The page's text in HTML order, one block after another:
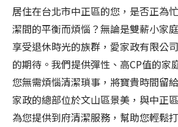
居住在台北市中正區的您，是否正為
潔間的平衡而煩惱？無論是雙薪小家
享受退休時光的族群，愛家政有限公
的期待。我們提供彈性、高CP值的家
您無需煩惱清潔瑣事，將寶貴時間留
家政的總部位於文山區景美，與中正
為您提供到府清潔服務，幫助您輕鬆